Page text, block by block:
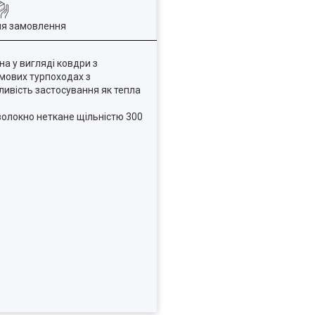
замовлення
у вигляді ковдри з
турпоходах з
застосування як тепла
неткане щільністю 300